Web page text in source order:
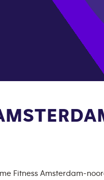
Fitness Amsterdam-